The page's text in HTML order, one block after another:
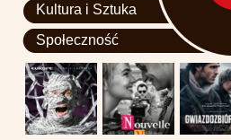
Kultura i Sztuka
Społeczność